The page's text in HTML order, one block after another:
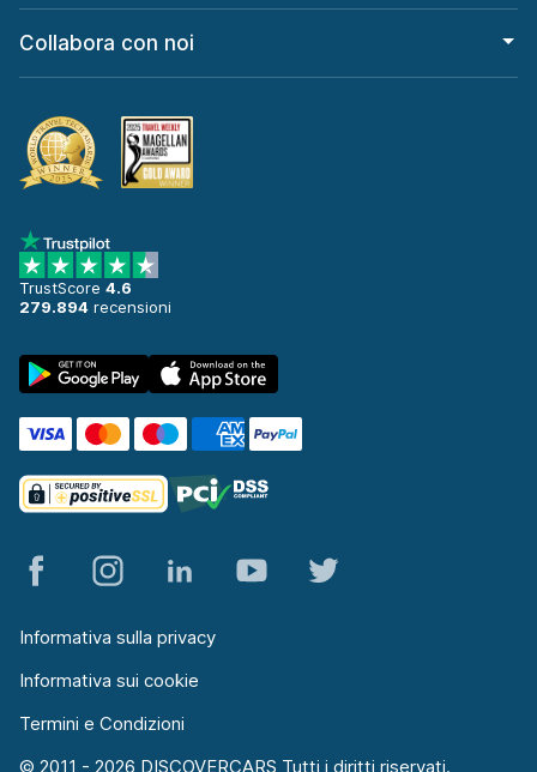
Collabora con noi
TrustScore 4.6
279.894 recensioni
© 2011 - 2026 DISCOVERCARS Tutti i diritti riservati.
Informativa sulla privacy
Informativa sui cookie
Termini e Condizioni